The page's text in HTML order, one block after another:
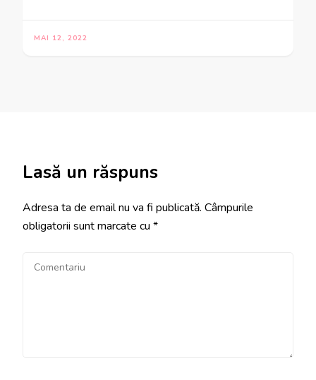
MAI 12, 2022
Lasă un răspuns
Adresa ta de email nu va fi publicată. Câmpurile
obligatorii sunt marcate cu *